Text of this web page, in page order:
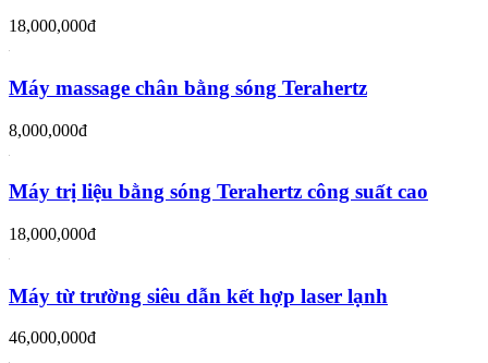
18,000,000đ
Máy massage chân bằng sóng Terahertz
8,000,000đ
Máy trị liệu bằng sóng Terahertz công suất cao
18,000,000đ
Máy từ trường siêu dẫn kết hợp laser lạnh
46,000,000đ